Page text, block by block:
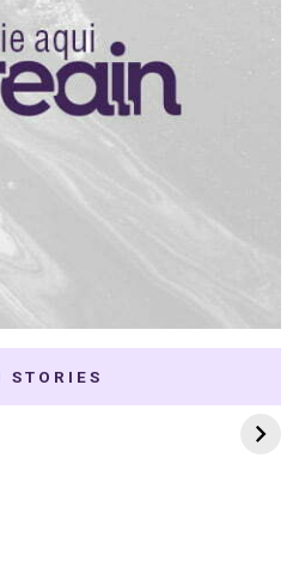
STORIESThai Dramas com
First e Khaotung